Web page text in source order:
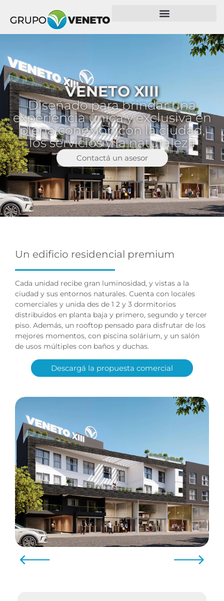
VENETO XIII
Diseñado para brindar una
experiencia única y exclusiva en
plena conexión con la ciudad,
los servicios y la naturaleza
Contactá un asesor
Un edificio residencial premium
Cada unidad recibe gran luminosidad, y vistas a la
ciudad y sus entornos naturales. Cuenta con locales
comerciales y unida des de 1 2 y 3 dormitorios
distribuidos en planta baja y primero, segundo y tercer
piso. Además, un rooftop pensado para disfrutar de los
mejores momentos, con piscina solárium, y un salón
de usos múltiples con baños y duchas.
Descargá la propuesta comercial